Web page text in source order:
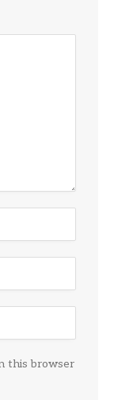
this browser